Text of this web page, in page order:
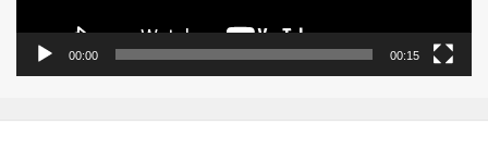
00:00 00:15